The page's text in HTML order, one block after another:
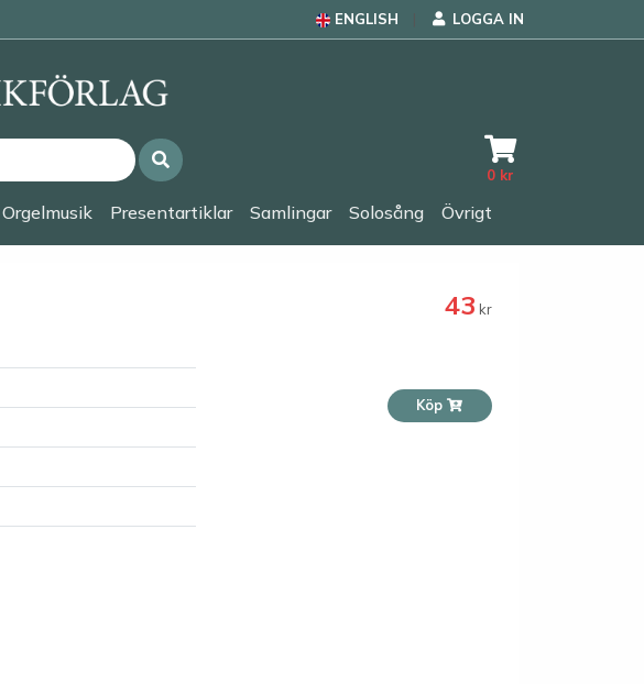
ENGLISH LOGGA IN
0 kr
Orgelmusik Presentartiklar Samlingar Solosång Övrigt
43 kr
Köp